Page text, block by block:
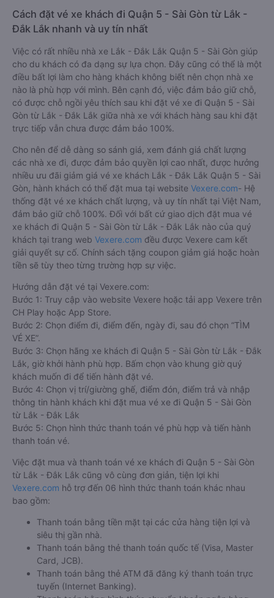
Cách đặt vé xe khách đi Quận 5 - Sài Gòn từ Lắk -
Đắk Lắk nhanh và uy tín nhất
Việc có rất nhiều nhà xe Lắk - Đắk Lắk Quận 5 - Sài Gòn giúp
cho du khách có đa dạng sự lựa chọn. Đây cũng có thể là một
điều bất lợi làm cho hàng khách không biết nên chọn nhà xe
nào là phù hợp với mình. Bên cạnh đó, việc đảm bảo giữ chỗ,
có được chỗ ngồi yêu thích sau khi đặt vé xe đi Quận 5 - Sài
Gòn từ Lắk - Đắk Lắk giữa nhà xe với khách hàng sau khi đặt
trực tiếp vẫn chưa được đảm bảo 100%.
Cho nên để dễ dàng so sánh giá, xem đánh giá chất lượng
các nhà xe đi, được đảm bảo quyền lợi cao nhất, được hưởng
nhiều ưu đãi giảm giá vé xe khách Lắk - Đắk Lắk Quận 5 - Sài
Gòn, hành khách có thể đặt mua tại website Vexere.com- Hệ
thống đặt vé xe khách chất lượng, và uy tín nhất tại Việt Nam,
đảm bảo giữ chỗ 100%. Đối với bất cứ giao dịch đặt mua vé
xe khách đi Quận 5 - Sài Gòn từ Lắk - Đắk Lắk nào của quý
khách tại trang web Vexere.com đều được Vexere cam kết
giải quyết sự cố. Chính sách tặng coupon giảm giá hoặc hoàn
tiền sẽ tùy theo từng trường hợp sự việc.
Hướng dẫn đặt vé tại Vexere.com:
Bước 1: Truy cập vào website Vexere hoặc tải app Vexere trên
CH Play hoặc App Store.
Bước 2: Chọn điểm đi, điểm đến, ngày đi, sau đó chọn “TÌM
VÉ XE”.
Bước 3: Chọn hãng xe khách đi Quận 5 - Sài Gòn từ Lắk - Đắk
Lắk, giờ khởi hành phù hợp. Bấm chọn vào khung giờ quý
khách muốn đi để tiến hành đặt vé.
Bước 4: Chọn vị trí/giường ghế, điểm đón, điểm trả và nhập
thông tin hành khách khi đặt mua vé xe đi Quận 5 - Sài Gòn
từ Lắk - Đắk Lắk
Bước 5: Chọn hình thức thanh toán vé phù hợp và tiến hành
thanh toán vé.
Việc đặt mua và thanh toán vé xe khách đi Quận 5 - Sài Gòn
từ Lắk - Đắk Lắk cũng vô cùng đơn giản, tiện lợi khi
Vexere.com hỗ trợ đến 06 hình thức thanh toán khác nhau
bao gồm:
Thanh toán bằng tiền mặt tại các cửa hàng tiện lợi và
siêu thị gần nhà.
Thanh toán bằng thẻ thanh toán quốc tế (Visa, Master
Card, JCB).
Thanh toán bằng thẻ ATM đã đăng ký thanh toán trực
tuyến (Internet Banking).